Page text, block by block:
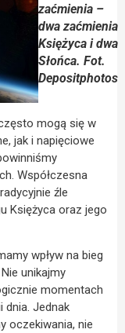
zaćmienia –
dwa zaćmienia
Księżyca i dwa
Słońca. Fot.
Depositphotos
mogą się w
jak i napięciowe
Współczesna
źle
Księżyca oraz jego
wpływ na bieg
unikajmy
momentach
dnia. Jednak
oczekiwania, nie